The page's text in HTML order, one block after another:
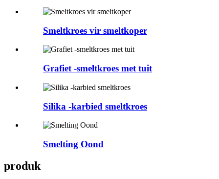
Smeltkroes vir smeltkoper
Grafiet -smeltkroes met tuit
Silika -karbied smeltkroes
Smelting Oond
produk